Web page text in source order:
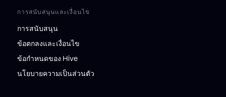
การสนับสนุนและเงื่อนไข
การสนับสนุน
ข้อตกลงและเงื่อนไข
ข้อกำหนดของ Hive
นโยบายความเป็นส่วนตัว